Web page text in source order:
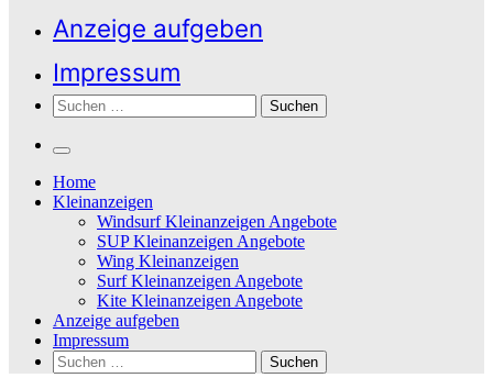
Anzeige aufgeben
Impressum
Suchen
nach:
Home
Kleinanzeigen
Windsurf Kleinanzeigen Angebote
SUP Kleinanzeigen Angebote
Wing Kleinanzeigen
Surf Kleinanzeigen Angebote
Kite Kleinanzeigen Angebote
Anzeige aufgeben
Impressum
Suchen
nach: